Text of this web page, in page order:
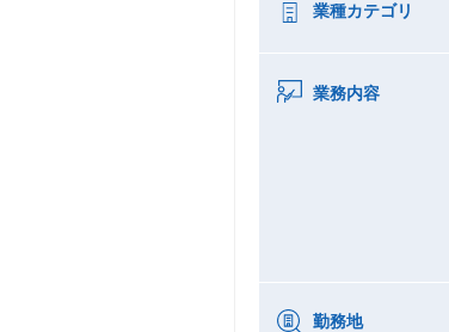
業種カテゴリ
業務内容
勤務地